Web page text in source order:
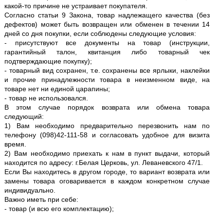
какой-то причине не устраивает покупателя.
Согласно статьи 9 Закона, товар надлежащего качества (без
дефектов) может быть возвращен или обменен в течении 14
дней со дня покупки, если соблюдены следующие условия:
- присутствуют все документы на товар (инструкции,
гарантийный талон, квитанция либо товарный чек
подтверждающие покупку);
- товарный вид сохранен, т.е. сохранены все ярлыки, наклейки
и прочие принадлежности товара в неизменном виде, на
товаре нет ни единой царапины;
- товар не использовался.
В этом случае порядок возврата или обмена товара
следующий:
1) Вам необходимо предварительно перезвонить нам по
телефону (098)42-111-58 и согласовать удобное для визита
время.
2) Вам необходимо приехать к нам в пункт выдачи, который
находится по адресу: г.Белая Церковь, ул. Леваневского 47/1.
Если Вы находитесь в другом городе, то вариант возврата или
замены товара оговаривается в каждом конкретном случае
индивидуально.
Важно иметь при себе:
- товар (и всю его комплектацию);